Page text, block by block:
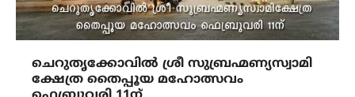
ചെറുതൃക്കോവിൽ ശ്രീ സുബ്രഹ്മണ്യസ്വാമി
ക്ഷേത്ര തൈപ്പൂയ മഹോത്സവം